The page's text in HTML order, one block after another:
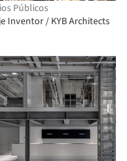
Públicos
Inventor / KYB Architects